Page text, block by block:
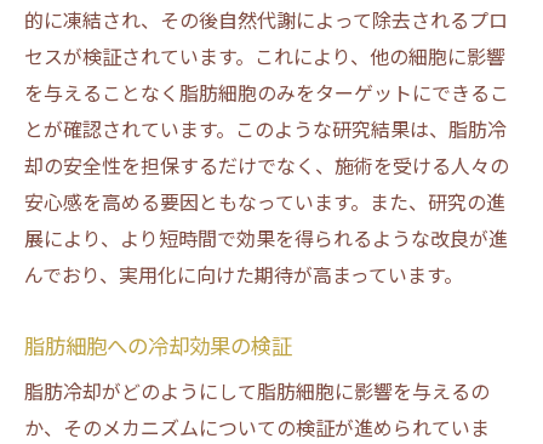
的に凍結され、その後自然代謝によって除去されるプロ
セスが検証されています。これにより、他の細胞に影響
を与えることなく脂肪細胞のみをターゲットにできるこ
とが確認されています。このような研究結果は、脂肪冷
却の安全性を担保するだけでなく、施術を受ける人々の
安心感を高める要因ともなっています。また、研究の進
展により、より短時間で効果を得られるような改良が進
んでおり、実用化に向けた期待が高まっています。
脂肪細胞への冷却効果の検証
脂肪冷却がどのようにして脂肪細胞に影響を与えるの
か、そのメカニズムについての検証が進められていま